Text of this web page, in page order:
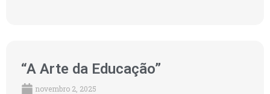
“A Arte da Educação”
novembro 2, 2025